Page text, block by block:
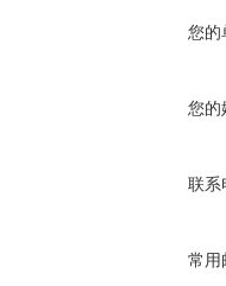
您的
您的
联系
常用